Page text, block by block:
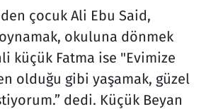
çocuk Ali Ebu Said,
okuluna dönmek
küçük Fatma ise "Evimize
olduğu gibi yaşamak, güzel
dedi. Küçük Beyan